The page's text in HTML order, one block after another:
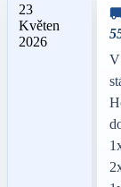
23
Květen
2026
V